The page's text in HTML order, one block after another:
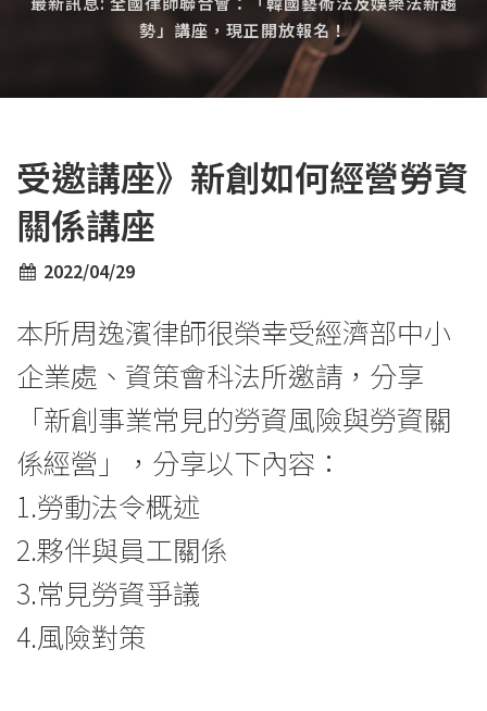
勢」講座，現正開放報名！
受邀講座》新創如何經營勞資
關係講座
2022/04/29
本所周逸濱律師很榮幸受經濟部中小
企業處、資策會科法所邀請，分享
「新創事業常見的勞資風險與勞資關
係經營」，分享以下內容：
1.勞動法令概述
2.夥伴與員工關係
3.常見勞資爭議
4.風險對策